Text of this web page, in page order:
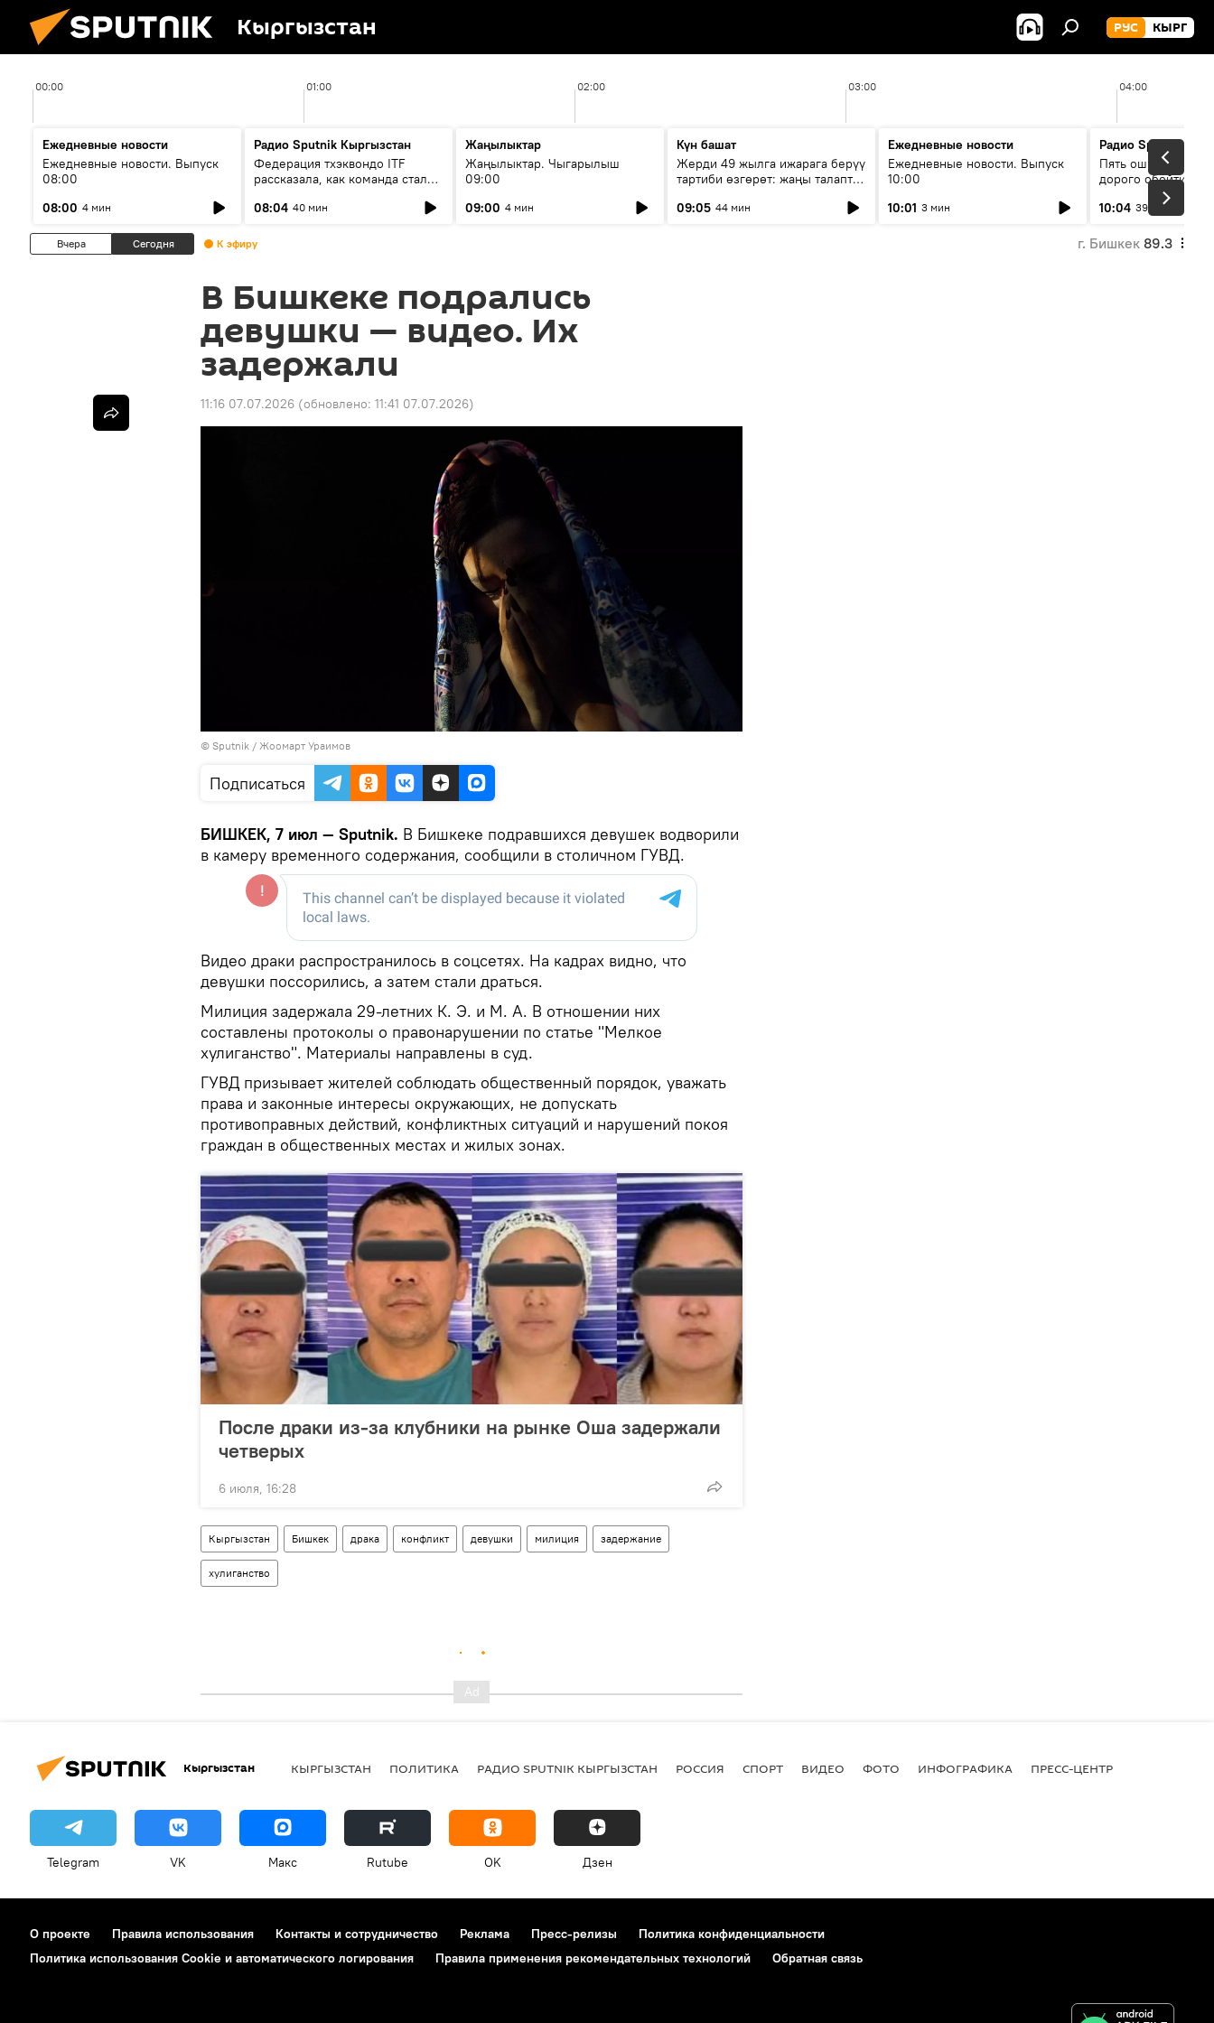
Кыргызстан РУС КЫРГ
00:00 01:00 02:00 03:00 04:00
Ежедневные новости
Ежедневные новости. Выпуск
08:00
08:00 4 мин
Радио Sputnik Кыргызстан
Федерация тхэквондо ITF
рассказала, как команда стала
08:04 40 мин
Жаңылыктар
Жаңылыктар. Чыгарылыш
09:00
09:00 4 мин
Күн башат
Жерди 49 жылга ижарага берүү
тартиби өзгөрөт: жаңы талаптар
09:05 44 мин
Ежедневные новости
Ежедневные новости. Выпуск
10:00
10:01 3 мин
Радио Sputnik
Пять ошибок
дорого обойтись
10:04 39 мин
Вчера Сегодня К эфиру г. Бишкек 89.3
В Бишкеке подрались
девушки — видео. Их
задержали
11:16 07.07.2026 (обновлено: 11:41 07.07.2026)
© Sputnik / Жоомарт Ураимов
Подписаться
БИШКЕК, 7 июл — Sputnik. В Бишкеке подравшихся девушек водворили
в камеру временного содержания, сообщили в столичном ГУВД.
Видео драки распространилось в соцсетях. На кадрах видно, что
девушки поссорились, а затем стали драться.
Милиция задержала 29-летних К. Э. и М. А. В отношении них
составлены протоколы о правонарушении по статье "Мелкое
хулиганство". Материалы направлены в суд.
ГУВД призывает жителей соблюдать общественный порядок, уважать
права и законные интересы окружающих, не допускать
противоправных действий, конфликтных ситуаций и нарушений покоя
граждан в общественных местах и жилых зонах.
После драки из-за клубники на рынке Оша задержали
четверых
6 июля, 16:28
Кыргызстан Бишкек драка конфликт девушки милиция задержание
хулиганство
Кыргызстан КЫРГЫЗСТАН ПОЛИТИКА РАДИО SPUTNIK КЫРГЫЗСТАН РОССИЯ СПОРТ ВИДЕО ФОТО ИНФОГРАФИКА ПРЕСС-ЦЕНТР
Telegram VK Макс Rutube OK Дзен
О проекте Правила использования Контакты и сотрудничество Реклама Пресс-релизы
Политика конфиденциальности
Политика использования Cookie и автоматического логирования
Правила применения рекомендательных технологий Обратная связь